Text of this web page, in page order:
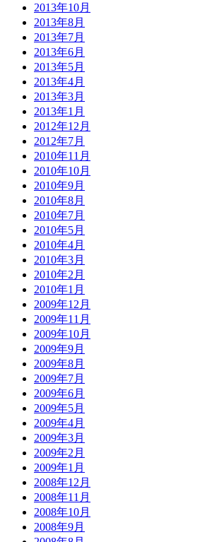
2013年10月
2013年8月
2013年7月
2013年6月
2013年5月
2013年4月
2013年3月
2013年1月
2012年12月
2012年7月
2010年11月
2010年10月
2010年9月
2010年8月
2010年7月
2010年5月
2010年4月
2010年3月
2010年2月
2010年1月
2009年12月
2009年11月
2009年10月
2009年9月
2009年8月
2009年7月
2009年6月
2009年5月
2009年4月
2009年3月
2009年2月
2009年1月
2008年12月
2008年11月
2008年10月
2008年9月